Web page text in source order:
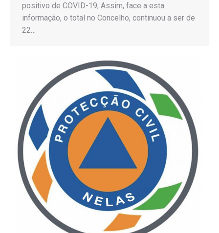
positivo de COVID-19; Assim, face a esta
informação, o total no Concelho, continuou a ser de
22…